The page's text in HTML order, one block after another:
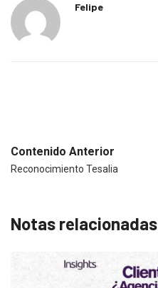
Felipe
Contenido Anterior
Reconocimiento Tesalia
Notas relacionadas